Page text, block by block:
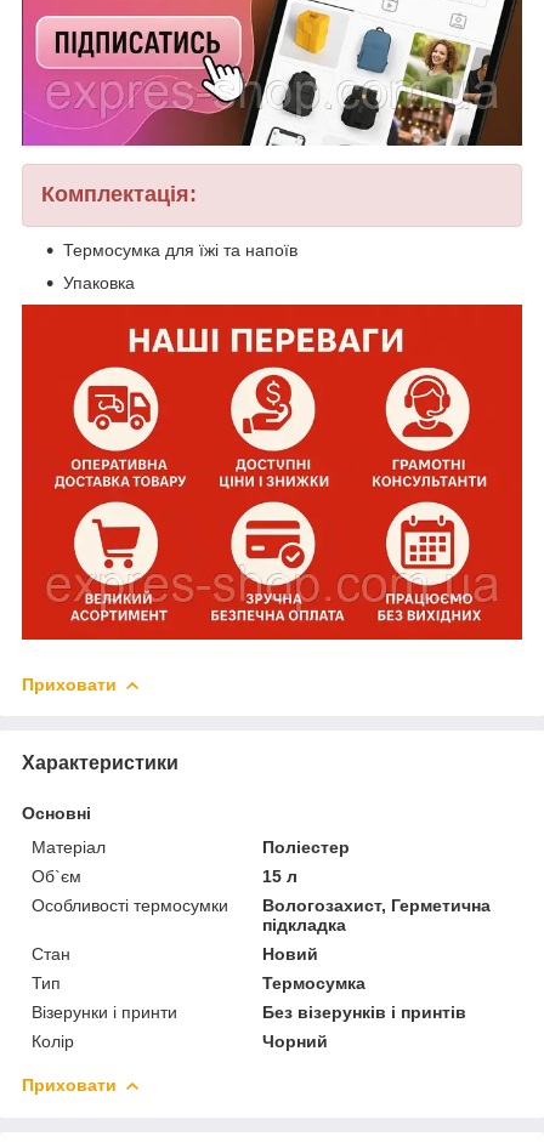
Комплектація:
Термосумка для їжі та напоїв
Упаковка
Приховати
Характеристики
Основні
Матеріал
Поліестер
Об`єм
15 л
Особливості термосумки
Вологозахист, Герметична
підкладка
Стан
Новий
Тип
Термосумка
Візерунки і принти
Без візерунків і принтів
Колір
Чорний
Приховати